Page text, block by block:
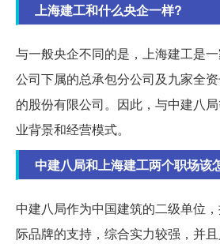
上海建工和什么央企一样?
与一般央企不同的是，上海建工是
公司下属的总承包分公司及九家全
的股份有限公司。因此，与中建八
业背景和经营模式。
中建八局和上海建工两个职场该
中建八局作为中国建筑的二级单位
际品牌的支持，综合实力较强，并